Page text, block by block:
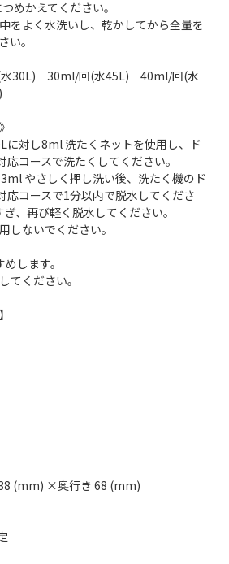
めかえてください。
をよく水洗いし、乾かしてから全量を
い。
水30L) 30ml/回(水45L) 40ml/回(水
に対し8ml 洗たくネットを使用し、ド
コースで洗たくしてください。
やさしく押し洗い後、洗たく機のド
応コースで1分以内で脱水してくださ
、再び軽く脱水してください。
しないでください。
します。
てください。
(mm) ×奥行き 68 (mm)